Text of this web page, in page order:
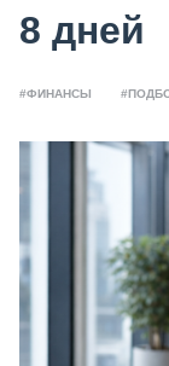
8 дней
#ФИНАНСЫ